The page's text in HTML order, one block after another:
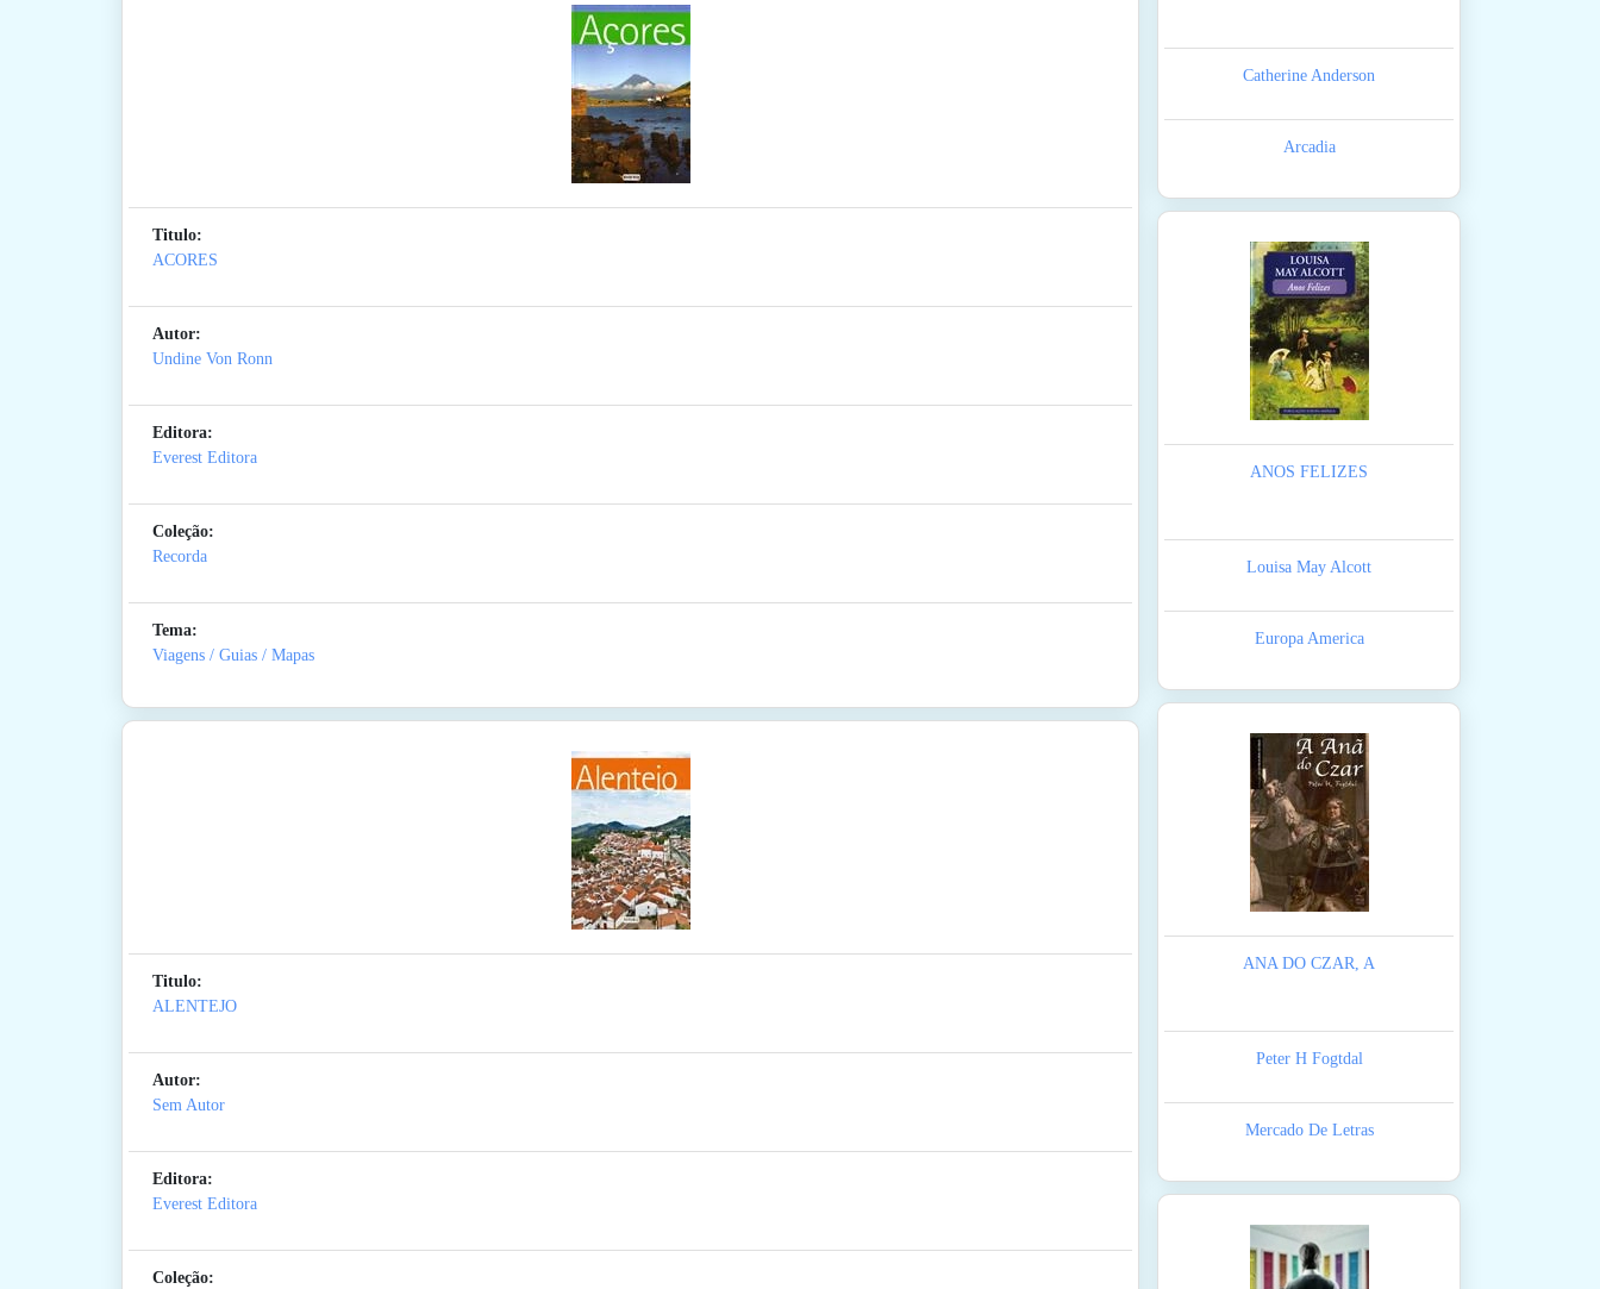
Titulo:
ACORES
Autor:
Undine Von Ronn
Editora:
Everest Editora
Coleção:
Recorda
Tema:
Viagens / Guias / Mapas
Titulo:
ALENTEJO
Autor:
Sem Autor
Editora:
Everest Editora
Coleção:
Catherine Anderson
Arcadia
ANOS FELIZES
Louisa May Alcott
Europa America
ANA DO CZAR, A
Peter H Fogtdal
Mercado De Letras